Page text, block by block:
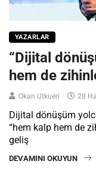
YAZARLAR
“Dijital
hem de
Okan Utkueri 28
Dijital dönüşüm
“hem kalp hem de
geliş
DEVAMINI OKUYUN